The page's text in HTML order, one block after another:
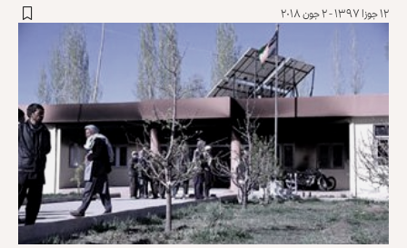
۱۲ جوزا ۱۳۹۷ - ۲ جون ۲۰۱۸